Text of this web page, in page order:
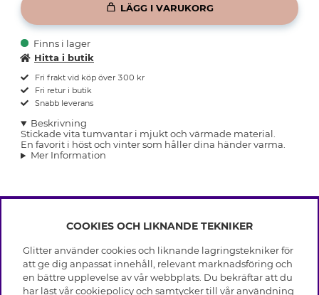
LÄGG I VARUKORG
Finns i lager
Hitta i butik
Fri frakt vid köp över 300 kr
Fri retur i butik
Snabb leverans
Beskrivning
Stickade vita tumvantar i mjukt och värmade material.
En favorit i höst och vinter som håller dina händer varma.
Mer Information
INFO
Leverans
Villkor
Integritetspolicy
OM GLITTER
COOKIES OCH LIKNANDE TEKNIKER
Glitter använder cookies och liknande lagringstekniker för
att ge dig anpassat innehåll, relevant marknadsföring och
en bättre upplevelse av vår webbplats. Du bekräftar att du
har läst vår cookiepolicy och samtycker till vår användning